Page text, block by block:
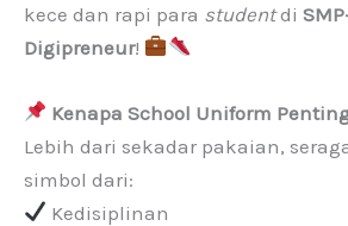
kece dan rapi para studentdi
Digipreneur!
Kenapa School Uniform
Lebih dari sekadar pakaian,
simbol dari:
Kedisiplinan